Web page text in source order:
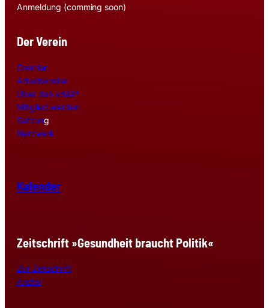
Anmeldung (comming soon)
Der Verein
Gremien
Arbeitskreise
Über den vdää*
Mitglied werden
Satzung
Netzwerk
Kalender
Zeitschrift »Gesundheit braucht Politik«
Zur Zeitschrift
Archiv